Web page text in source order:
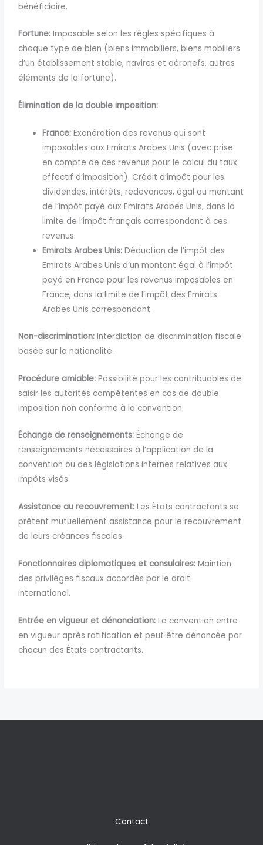
bénéficiaire.
Fortune: Imposable selon les règles spécifiques à
chaque type de bien (biens immobiliers, biens mobiliers
d’un établissement stable, navires et aéronefs, autres
éléments de la fortune).
Élimination de la double imposition:
France: Exonération des revenus qui sont
imposables aux Emirats Arabes Unis (avec prise
en compte de ces revenus pour le calcul du taux
effectif d’imposition). Crédit d’impôt pour les
dividendes, intérêts, redevances, égal au montant
de l’impôt payé aux Emirats Arabes Unis, dans la
limite de l’impôt français correspondant à ces
revenus.
Emirats Arabes Unis: Déduction de l’impôt des
Emirats Arabes Unis d’un montant égal à l’impôt
payé en France pour les revenus imposables en
France, dans la limite de l’impôt des Emirats
Arabes Unis correspondant.
Non-discrimination: Interdiction de discrimination fiscale
basée sur la nationalité.
Procédure amiable: Possibilité pour les contribuables de
saisir les autorités compétentes en cas de double
imposition non conforme à la convention.
Échange de renseignements: Échange de
renseignements nécessaires à l’application de la
convention ou des législations internes relatives aux
impôts visés.
Assistance au recouvrement: Les États contractants se
prêtent mutuellement assistance pour le recouvrement
de leurs créances fiscales.
Fonctionnaires diplomatiques et consulaires: Maintien
des privilèges fiscaux accordés par le droit
international.
Entrée en vigueur et dénonciation: La convention entre
en vigueur après ratification et peut être dénoncée par
chacun des États contractants.
Contact